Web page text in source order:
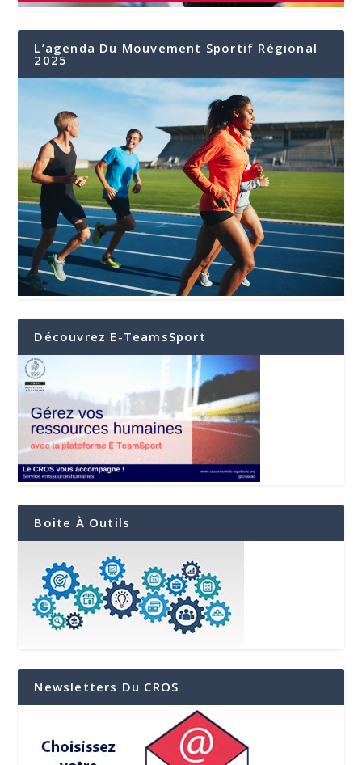
L’agenda Du Mouvement Sportif Régional
2025
Découvrez E-TeamsSport
Boite À Outils
Newsletters Du CROS